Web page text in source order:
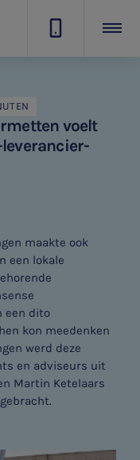
voelt
maakte ook
een lokale
een dito
kon meedenken
werd deze
en adviseurs uit
Martin Ketelaars